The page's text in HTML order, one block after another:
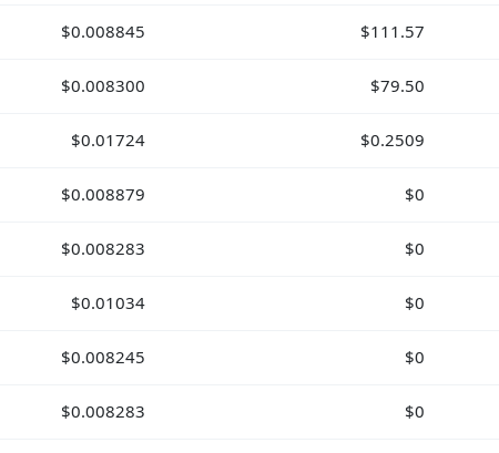
$0.008845 $111.57
$0.008300 $79.50
$0.01724 $0.2509
$0.008879 $0
$0.008283 $0
$0.01034 $0
$0.008245 $0
$0.008283 $0